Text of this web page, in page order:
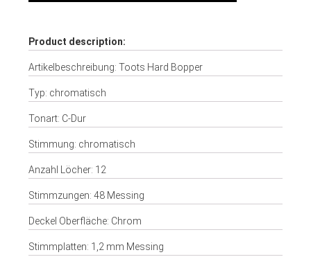
Product description:
Artikelbeschreibung: Toots Hard Bopper
Typ: chromatisch
Tonart: C-Dur
Stimmung: chromatisch
Anzahl Löcher: 12
Stimmzungen: 48 Messing
Deckel Oberfläche: Chrom
Stimmplatten: 1,2 mm Messing